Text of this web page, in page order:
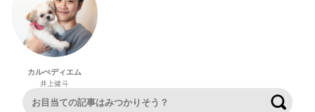
カルぺディエム
井上健斗